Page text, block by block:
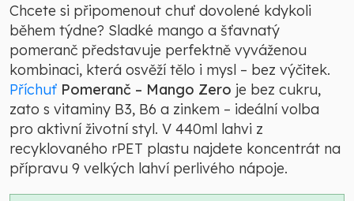
Chcete si připomenout chuť dovolené kdykoli
během týdne? Sladké mango a šťavnatý
pomeranč představuje perfektně vyváženou
kombinaci, která osvěží tělo i mysl – bez výčitek.
Příchuť Pomeranč – Mango Zero je bez cukru,
zato s vitaminy B3, B6 a zinkem – ideální volba
pro aktivní životní styl. V 440ml lahvi z
recyklovaného rPET plastu najdete koncentrát na
přípravu 9 velkých lahví perlivého nápoje.